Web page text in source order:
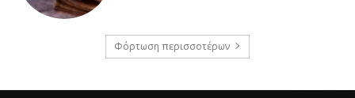
Φόρτωση περισσοτέρων